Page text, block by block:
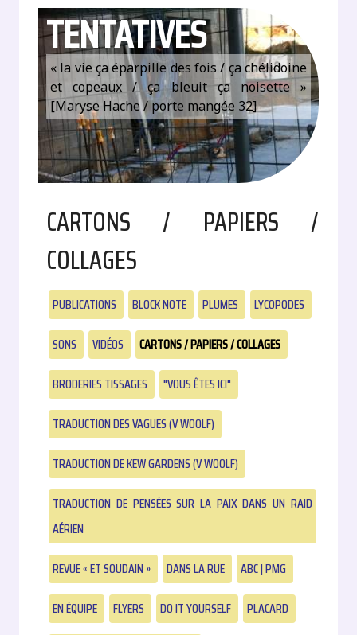
TENTATIVES
« la vie ça éparpille des fois / ça chélidoine
et copeaux / ça bleuit ça noisette »
[Maryse Hache / porte mangée 32]
CARTONS / PAPIERS /
COLLAGES
PUBLICATIONS BLOCK NOTE PLUMES
LYCOPODES
SONS
VIDÉOS
CARTONS / PAPIERS / COLLAGES
BRODERIES TISSAGES
"VOUS ÊTES ICI"
TRADUCTION DES VAGUES (V WOOLF)
TRADUCTION DE KEW GARDENS (V WOOLF)
TRADUCTION DE PENSÉES SUR LA PAIX DANS UN RAID
AÉRIEN
REVUE « ET SOUDAIN »
DANS LA RUE
ABC | PMG
EN ÉQUIPE
FLYERS DO IT YOURSELF
PLACARD